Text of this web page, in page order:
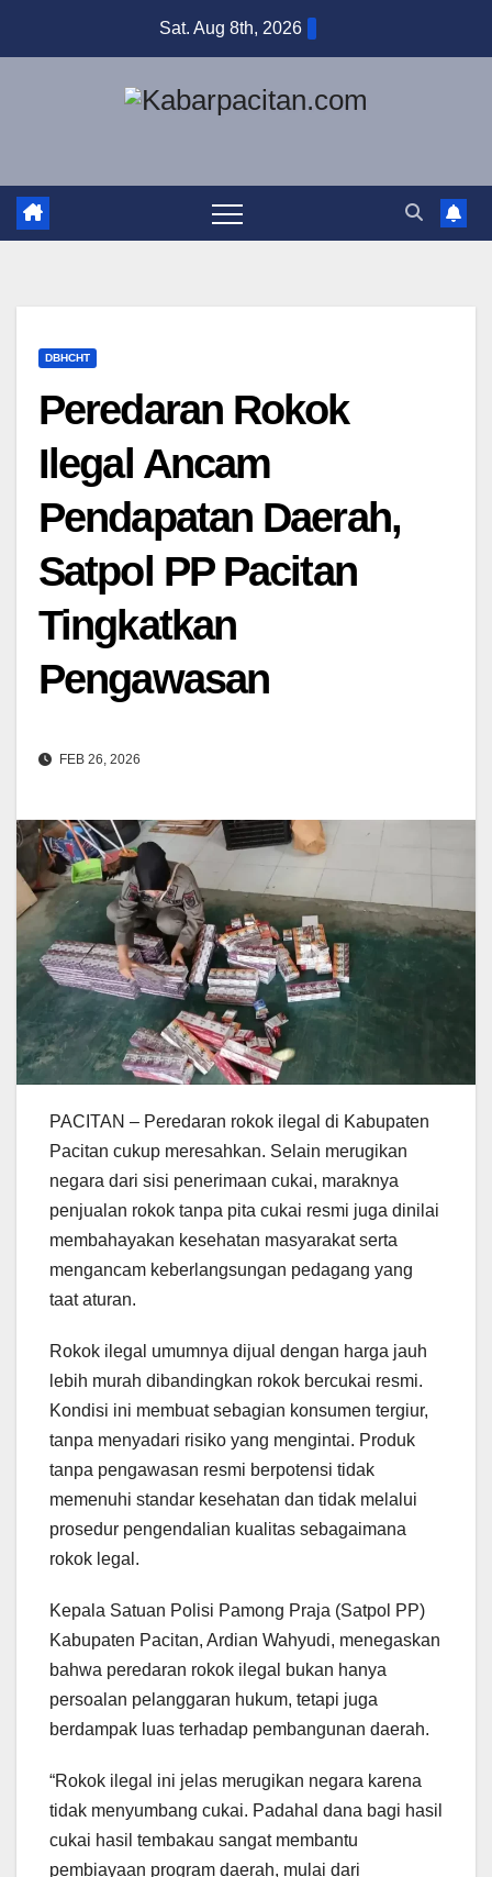
Sat. Aug 8th, 2026
DBHCHT
Peredaran Rokok
Ilegal Ancam
Pendapatan Daerah,
Satpol PP Pacitan
Tingkatkan
Pengawasan
FEB 26, 2026
PACITAN – Peredaran rokok ilegal di Kabupaten
Pacitan cukup meresahkan. Selain merugikan
negara dari sisi penerimaan cukai, maraknya
penjualan rokok tanpa pita cukai resmi juga dinilai
membahayakan kesehatan masyarakat serta
mengancam keberlangsungan pedagang yang
taat aturan.
Rokok ilegal umumnya dijual dengan harga jauh
lebih murah dibandingkan rokok bercukai resmi.
Kondisi ini membuat sebagian konsumen tergiur,
tanpa menyadari risiko yang mengintai. Produk
tanpa pengawasan resmi berpotensi tidak
memenuhi standar kesehatan dan tidak melalui
prosedur pengendalian kualitas sebagaimana
rokok legal.
Kepala Satuan Polisi Pamong Praja (Satpol PP)
Kabupaten Pacitan, Ardian Wahyudi, menegaskan
bahwa peredaran rokok ilegal bukan hanya
persoalan pelanggaran hukum, tetapi juga
berdampak luas terhadap pembangunan daerah.
“Rokok ilegal ini jelas merugikan negara karena
tidak menyumbang cukai. Padahal dana bagi hasil
cukai hasil tembakau sangat membantu
pembiayaan program daerah, mulai dari